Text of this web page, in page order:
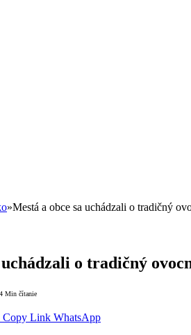
»Mestá a obce sa uchádzali o tradičný
uchádzali o tradičný
4 Min čítanie
Copy Link WhatsApp